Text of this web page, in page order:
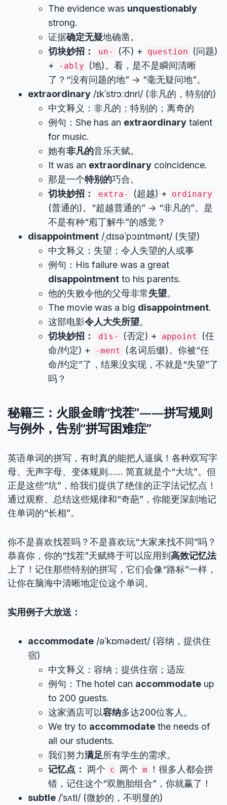
The evidence was unquestionably
strong.
证据确定无疑地确凿。
切块妙招：
un- (不) + question
(问题)
+
-ably
(地)。看，是不是瞬间清晰
了？“没有问题的地” -> “毫无疑问地”。
extraordinary /ɪkˈstrɔːdnri/ (非凡的，特别的)
中文释义：非凡的；特别的；离奇的
例句：She has an extraordinary talent
for music.
她有非凡的音乐天赋。
It was an extraordinary coincidence.
那是一个特别的巧合。
切块妙招：
extra- (超越) + ordinary
(普通的)。“超越普通的” -> “非凡的”。是
不是有种“庖丁解牛”的感觉？
disappointment /ˌdɪsəˈpɔɪntmənt/ (失望)
中文释义：失望；令人失望的人或事
例句：His failure was a great
disappointment to his parents.
他的失败令他的父母非常失望。
The movie was a big disappointment.
这部电影令人大失所望。
切块妙招：
dis- (否定) + appoint
(任
命/约定) +
-ment
(名词后缀)。你被“任
命/约定”了，结果没实现，不就是“失望”了
吗？
秘籍三：火眼金睛“找茬”——拼写规则
与例外，告别“拼写困难症”
英语单词的拼写，有时真的能把人逼疯！各种双写字
母、无声字母、变体规则…… 简直就是个“大坑”。但
正是这些“坑”，给我们提供了绝佳的正字法记忆点！
通过观察、总结这些规律和“奇葩”，你能更深刻地记
住单词的“长相”。
你不是喜欢找茬吗？不是喜欢玩“大家来找不同”吗？
恭喜你，你的“找茬”天赋终于可以应用到 高效记忆法
上了！记住那些特别的拼写，它们会像“路标”一样，
让你在脑海中清晰地定位这个单词。
实用例子大放送：
accommodate /əˈkɒmədeɪt/ (容纳，提供住
宿)
中文释义：容纳；提供住宿；适应
例句：The hotel can accommodate up
to 200 guests.
这家酒店可以容纳多达200位客人。
We try to accommodate the needs of
all our students.
我们努力满足所有学生的需求。
记忆点： 两个 c 两个 m
！很多人都会拼
错，记住这个“双胞胎组合”，你就赢了！
subtle /ˈsʌtl/ (微妙的，不明显的)